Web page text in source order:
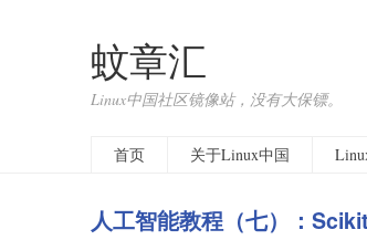
蚊章汇
Linux中国社区镜像站，没有大保镖。
首页
关于Linux中国
人工智能教程（七）：